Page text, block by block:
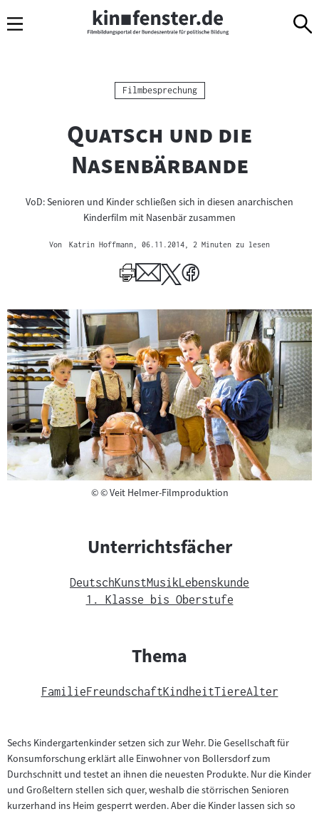
Navigation
zum
zur
Kategorie:
Filmbesprechung
"
Quatsch und die
Nasenbärbande"
VoD: Senioren und Kinder schließen sich in diesen anarchischen
Kinderfilm mit Nasenbär zusammen
Von Katrin Hoffmann , 06.11.2014 , 2 Minuten zu lesen
©Copyright
© Veit Helmer-Filmproduktion
Unterrichtsfächer
DeutschKunstMusik Lebenskunde
1. Klasse bis Oberstufe
Thema
FamilieFreundschaftKindheitTiereAlter
Sechs Kindergartenkinder setzen sich zur Wehr. Die Gesellschaft für
Konsumforschung erklärt alle Einwohner von Bollersdorf zum
Durchschnitt und testet an ihnen die neuesten Produkte. Nur die Kinder
und Großeltern stellen sich quer, weshalb die störrischen Senioren
kurzerhand ins Heim gesperrt werden. Aber die Kinder lassen sich so